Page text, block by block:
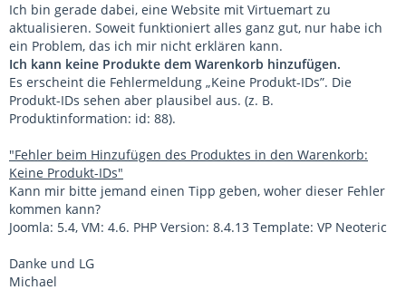
Ich bin gerade dabei, eine Website mit Virtuemart zu
aktualisieren. Soweit funktioniert alles ganz gut, nur habe ich
ein Problem, das ich mir nicht erklären kann.
Ich kann keine Produkte dem Warenkorb hinzufügen.
Es erscheint die Fehlermeldung „Keine Produkt-IDs”. Die
Produkt-IDs sehen aber plausibel aus. (z. B.
Produktinformation: id: 88).
"Fehler beim Hinzufügen des Produktes in den Warenkorb:
Keine Produkt-IDs"
Kann mir bitte jemand einen Tipp geben, woher dieser Fehler
kommen kann?
Joomla: 5.4, VM: 4.6. PHP Version: 8.4.13 Template: VP Neoteric
Danke und LG
Michael